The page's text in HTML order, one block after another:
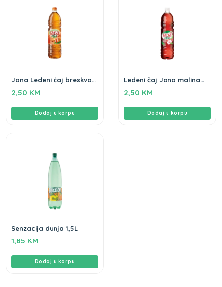
Jana Ledeni čaj breskva
2,50 KM
Dodaj u korpu
Ledeni čaj Jana malina
2,50 KM
Dodaj u korpu
Senzacija dunja 1,5L
1,85 KM
Dodaj u korpu